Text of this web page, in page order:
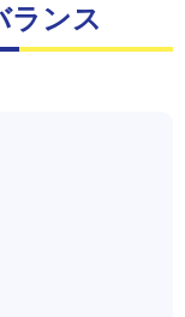
ランス